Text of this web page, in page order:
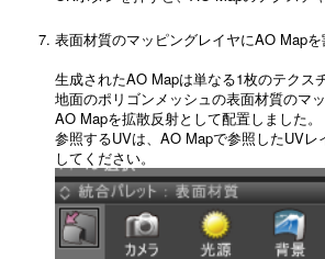
表面材質のマッピングレイヤにAO Mapを
生成されたAO Mapは単なる1枚のテクス
地面のポリゴンメッシュの表面材質のマ
AO Mapを拡散反射として配置しました。
参照するUVは、AO Mapで参照したUVレ
してください。